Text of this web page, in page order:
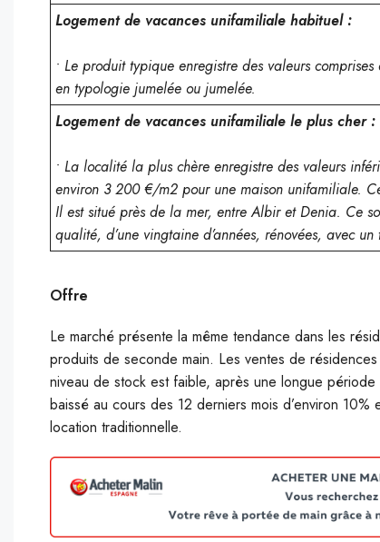
Logement de vacances unifamiliale habituel :
• Le produit typique enregistre des valeurs
en typologie jumelée ou jumelée.
Logement de vacances unifamiliale le plus cher :
• La localité la plus chère enregistre des valeurs
environ 3 200 €/m2 pour une maison unifamiliale.
Il est situé près de la mer, entre Albir et Denia. Ce
qualité, d’une vingtaine d’années, rénovées, avec
Offre
Le marché présente la même tendance dans les
produits de seconde main. Les ventes de
niveau de stock est faible, après une longue
baissé au cours des 12 derniers mois d’environ
location traditionnelle.